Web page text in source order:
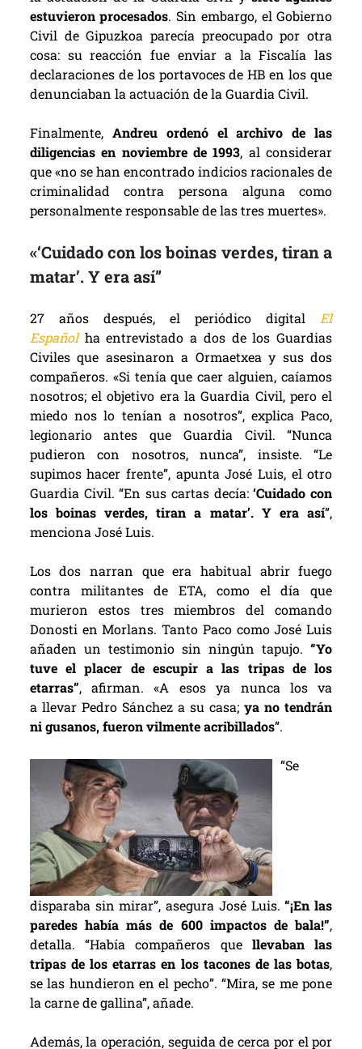
estuvieron procesados. Sin embargo, el Gobierno
Civil de Gipuzkoa parecía preocupado por otra
cosa: su reacción fue enviar a la Fiscalía las
declaraciones de los portavoces de HB en los que
denunciaban la actuación de la Guardia Civil.
Finalmente, Andreu ordenó el archivo de las
diligencias en noviembre de 1993, al considerar
que «no se han encontrado indicios racionales de
criminalidad contra persona alguna como
personalmente responsable de las tres muertes».
«‘Cuidado con los boinas verdes, tiran a
matar’. Y era así”
27 años después, el periódico digital
El
Español ha entrevistado a dos de los Guardias
Civiles que asesinaron a Ormaetxea y sus dos
compañeros. «Si tenía que caer alguien, caíamos
nosotros; el objetivo era la Guardia Civil, pero el
miedo nos lo tenían a nosotros”, explica Paco,
legionario antes que Guardia Civil. “Nunca
pudieron con nosotros, nunca”, insiste. “Le
supimos hacer frente”, apunta José Luis, el otro
Guardia Civil. “En sus cartas decía:‘Cuidado con
los boinas verdes, tiran a matar’. Y era así”,
menciona José Luis.
Los dos narran que era habitual abrir fuego
contra militantes de ETA, como el día que
murieron estos tres miembros del comando
Donosti en Morlans. Tanto Paco como José Luis
añaden un testimonio sin ningún tapujo.“Yo
tuve el placer de escupir a las tripas de los
etarras”, afirman. «A esos ya nunca los va
a llevar Pedro Sánchez a su casa;ya no tendrán
ni gusanos, fueron vilmente acribillados”.
“Se
disparaba sin mirar”, asegura José Luis.“¡En las
paredes había más de 600 impactos de bala!”,
detalla. “Había compañeros que llevaban las
tripas de los etarras en los tacones de las botas,
se las hundieron en el pecho”. “Mira, se me pone
la carne de gallina”, añade.
Además, la operación, seguida de cerca por el por